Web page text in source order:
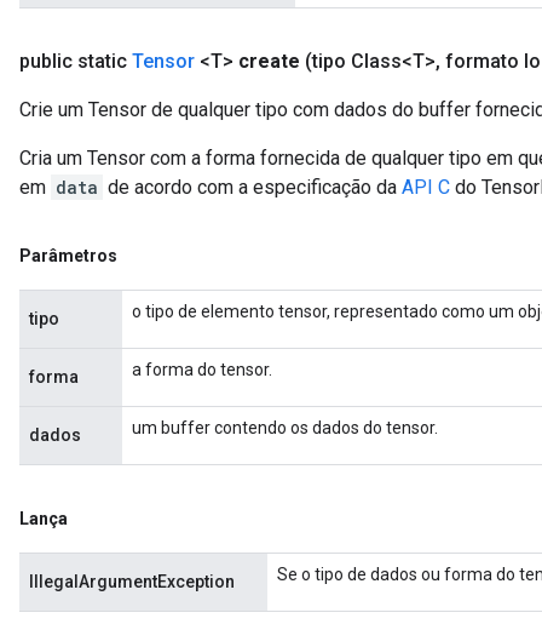
public static Tensor <T> create (tipo Class<T>, formato
Crie um Tensor de qualquer tipo com dados do buffer
Cria um Tensor com a forma fornecida de qualquer tipo em
em data de acordo com a especificação da API C do
Parâmetros
tipo o tipo de elemento tensor, representado como um
forma a forma do tensor.
dados um buffer contendo os dados do tensor.
Lança
IllegalArgumentException Se o tipo de dados ou forma do